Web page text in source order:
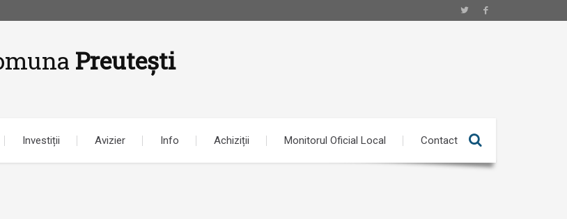
Preutești
Investiții Avizier Info Achiziții Monitorul Oficial Local Contact